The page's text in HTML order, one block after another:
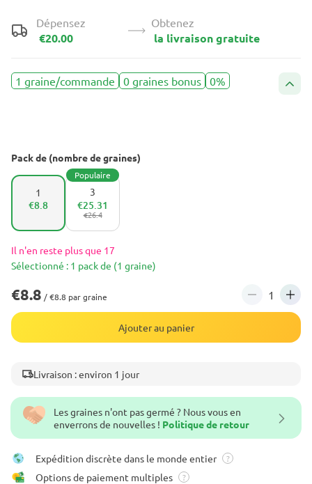
Les graines n'ont pas germé ? Nous vous en
enverrons de nouvelles ! Politique de retour
Expédition discrète dans le monde entier ?
Options de paiement multiples ?
Dépensez
€20.00
Obtenez
la livraison gratuite
1 graine/commande 0 graines bonus 0%
Pack de (nombre de graines)
1
€8.8
3
Populaire
€26.4
€25.31
Il n'en reste plus que 17
Sélectionné : 1 pack de (1 graine)
€8.8 / €8.8 par graine
Ajouter au panier
Livraison : environ 1 jour